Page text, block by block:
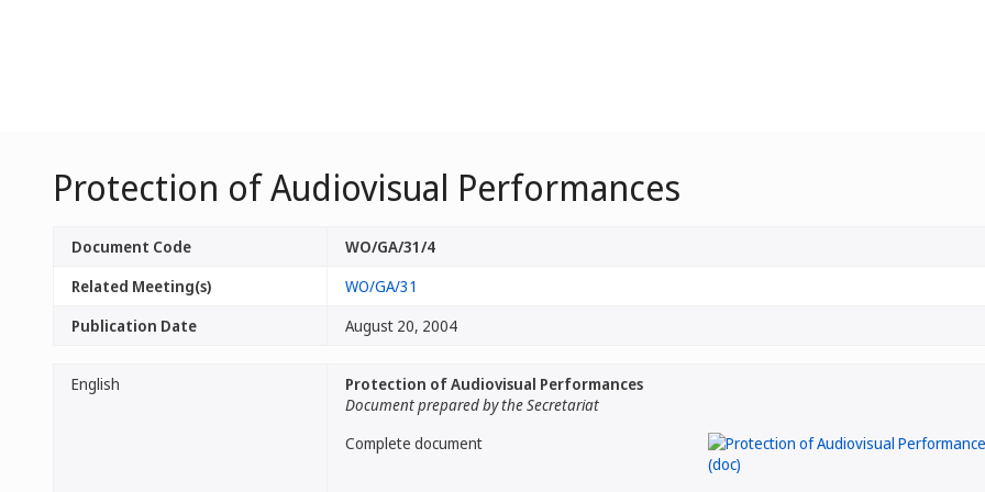
Protection of Audiovisual Performances
Document Code
WO/GA/31/4
Related Meeting(s)
WO/GA/31
Publication Date
August 20, 2004
English
Protection of Audiovisual Performances
Document prepared by the Secretariat
Complete document